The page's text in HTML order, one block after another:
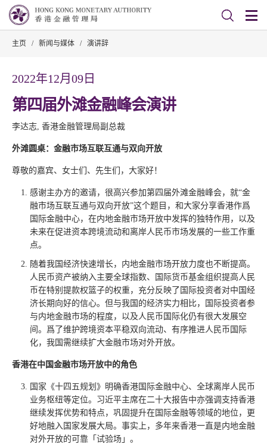
主页 / 新闻与媒体 / 演讲辞
2022年12月09日
第四届外滩金融峰会演讲
李达志, 香港金融管理局副总裁
外滩圆桌：金融市场互联互通与双向开放
尊敬的嘉宾、女士们、先生们，大家好！
感谢主办方的邀请，很高兴参加第四届外滩金融峰会，就“金
融市场互联互通与双向开放”这个题目，和大家分享香港作爲
国际金融中心，在内地金融市场开放中发挥的独特作用，以及
未来在促进资本跨境流动和离岸人民币市场发展的一些工作重
点。
随着我国经济快速增长，内地金融市场开放力度也不断提高。
人民币资产被纳入主要全球指数、国际货币基金组织提高人民
币在特别提款权篮子的权重，充分反映了国际投资者对中国经
济长期向好的信心。但与我国的经济实力相比，国际投资者参
与内地金融市场的程度，以及人民币国际化仍有很大发展空
间。爲了维护跨境资本平稳双向流动、有序推进人民币国际
化，我国需继续扩大金融市场对外开放。
香港在中国金融市场开放中的角色
国家《十四五规划》明确香港国际金融中心、全球离岸人民币
业务枢纽等定位。习近平主席在二十大报告中亦强调支持香港
继续发挥优势和特点，巩固提升在国际金融等领域的地位，更
好地融入国家发展大局。事实上，多年来香港一直是内地金融
对外开放的可靠「试验场」。